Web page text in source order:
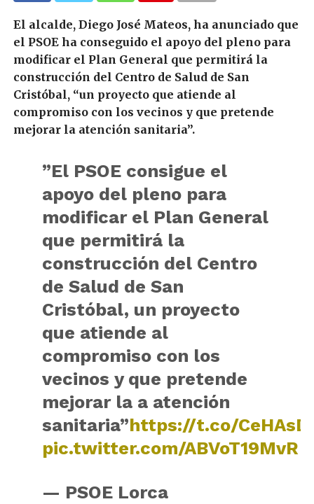
El alcalde, Diego José Mateos, ha anunciado que
el PSOE ha conseguido el apoyo del pleno para
modificar el Plan General que permitirá la
construcción del Centro de Salud de San
Cristóbal, “un proyecto que atiende al
compromiso con los vecinos y que pretende
mejorar la atención sanitaria”.
”El PSOE consigue el
apoyo del pleno para
modificar el Plan General
que permitirá la
construcción del Centro
de Salud de San
Cristóbal, un proyecto
que atiende al
compromiso con los
vecinos y que pretende
mejorar la a atención
sanitaria”https://t.co/
pic.twitter.com/ABVoT19MvR
— PSOE Lorca